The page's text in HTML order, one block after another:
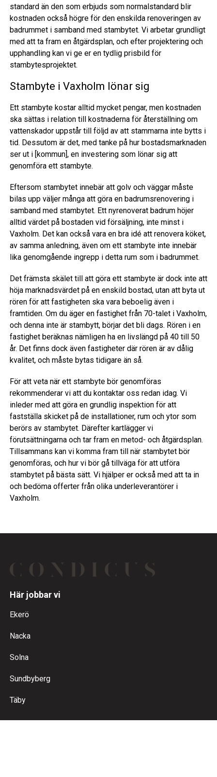
standard än den som erbjuds som normalstandard blir
kostnaden också högre för den enskilda renoveringen av
badrummet i samband med stambytet. Vi arbetar grundligt
med att ta fram en åtgärdsplan, och efter projektering och
upphandling kan vi ge er en tydlig prisbild för
stambytesprojektet.
Stambyte i Vaxholm lönar sig
Ett stambyte kostar alltid mycket pengar, men kostnaden
ska sättas i relation till kostnaderna för återställning om
vattenskador uppstår till följd av att stammarna inte bytts i
tid. Dessutom är det, med tanke på hur bostadsmarknaden
ser ut i [kommun], en investering som lönar sig att
genomföra ett stambyte.
Eftersom stambytet innebär att golv och väggar måste
bilas upp väljer många att göra en badrumsrenovering i
samband med stambytet. Ett nyrenoverat badrum höjer
alltid värdet på bostaden vid försäljning, inte minst i
Vaxholm. Det kan också vara en bra idé att renovera köket,
av samma anledning, även om ett stambyte inte innebär
lika genomgående ingrepp i detta rum som i badrummet.
Det främsta skälet till att göra ett stambyte är dock inte att
höja marknadsvärdet på en enskild bostad, utan att byta ut
rören för att fastigheten ska vara beboelig även i
framtiden. Om du äger en fastighet från 70-talet i Vaxholm,
och denna inte är stambytt, börjar det bli dags. Rören i en
fastighet beräknas nämligen ha en livslängd på 40 till 50
år. Det finns dock även fastigheter där rören är av dålig
kvalitet, och måste bytas tidigare än så.
För att veta när ett stambyte bör genomföras
rekommenderar vi att du kontaktar oss redan idag. Vi
inleder med att göra en grundlig inspektion för att
fastställa skicket på de installationer, rum och ytor som
berörs av stambytet. Därefter kartlägger vi
förutsättningarna och tar fram en metod- och åtgärdsplan.
Tillsammans kan vi komma fram till när stambytet bör
genomföras, och hur vi bör gå tillväga för att utföra
stambytet på bästa sätt. Vi hjälper er också med att ta in
och bedöma offerter från olika underleverantörer i
Vaxholm.
Här jobbar vi
Ekerö
Nacka
Solna
Sundbyberg
Täby